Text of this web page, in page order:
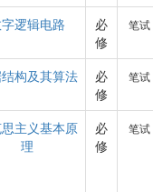
逻辑电路
必
修
笔试
构及其算法
必
修
笔试
主义基本原
理
必
修
笔试